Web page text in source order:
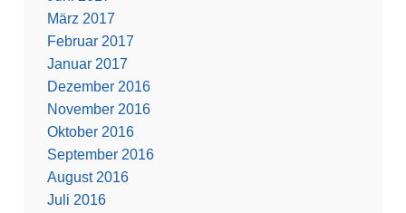
März 2017
Februar 2017
Januar 2017
Dezember 2016
November 2016
Oktober 2016
September 2016
August 2016
Juli 2016